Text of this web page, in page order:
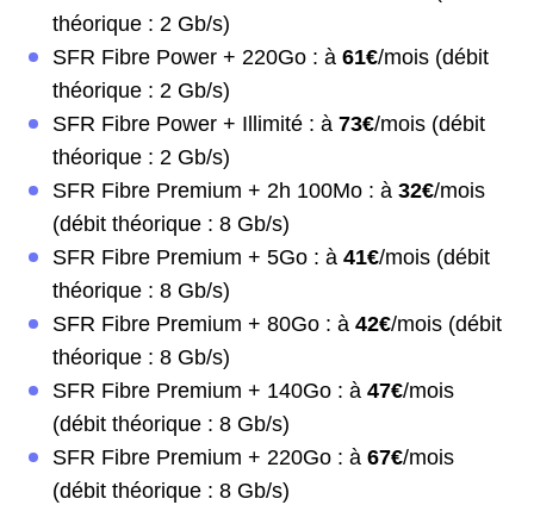
théorique : 2 Gb/s)
SFR Fibre Power + 220Go : à 61€/mois (débit
théorique : 2 Gb/s)
SFR Fibre Power + Illimité : à 73€/mois (débit
théorique : 2 Gb/s)
SFR Fibre Premium + 2h 100Mo : à 32€/mois
(débit théorique : 8 Gb/s)
SFR Fibre Premium + 5Go : à 41€/mois (débit
théorique : 8 Gb/s)
SFR Fibre Premium + 80Go : à 42€/mois (débit
théorique : 8 Gb/s)
SFR Fibre Premium + 140Go : à 47€/mois
(débit théorique : 8 Gb/s)
SFR Fibre Premium + 220Go : à 67€/mois
(débit théorique : 8 Gb/s)